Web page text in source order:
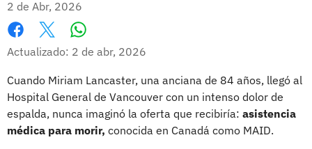
2 de Abr, 2026
Facebook
X
Actualizado: 2 de abr, 2026
Cuando Miriam Lancaster, una anciana de 84 años, llegó al
Hospital General de Vancouver con un intenso dolor de
espalda, nunca imaginó la oferta que recibiría: asistencia
médica para morir, conocida en Canadá como MAID.